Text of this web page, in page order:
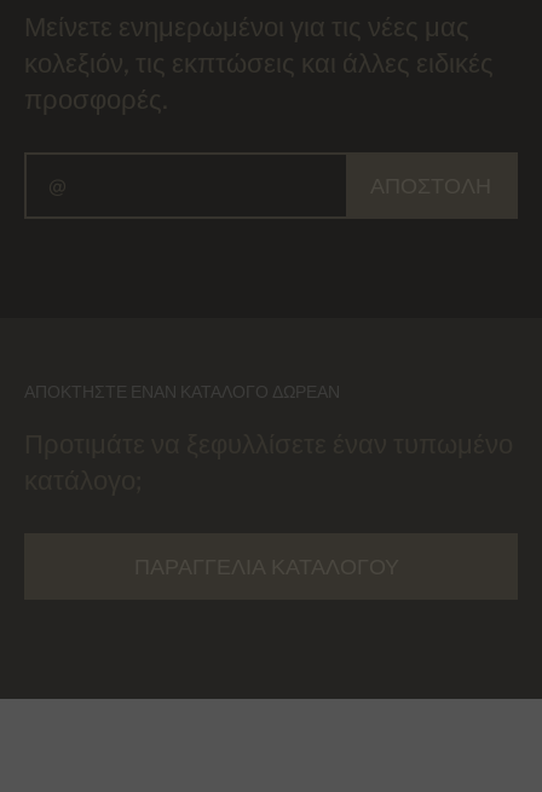
Μείνετε ενημερωμένοι για τις νέες μας
κολεξιόν, τις εκπτώσεις και άλλες ειδικές
προσφορές.
ΑΠΟΚΤΉΣΤΕ ΈΝΑΝ ΚΑΤΆΛΟΓΟ ΔΩΡΕΆΝ